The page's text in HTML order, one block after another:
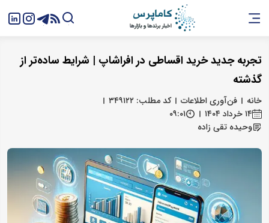
تجربه جدید خرید اقساطی در افراشاپ | شرایط ساده‌تر از
گذشته
خانه فن‌آوری اطلاعات
کد مطلب: ۳۴۹۱۲۲
۱۴ خرداد ۱۴۰۴
۰۹:۰۱
وحیده تقی زاده